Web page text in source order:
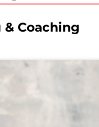
Coaching